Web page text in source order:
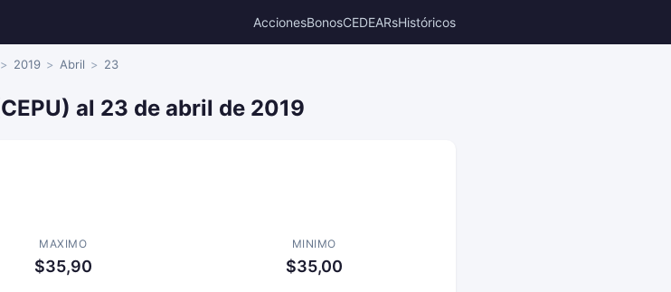
AccionesBonosCEDEARsHistóricos
2019 Abril 23
al 23 de abril de 2019
MAXIMO
$35,90
MINIMO
$35,00